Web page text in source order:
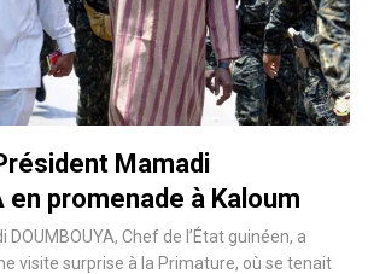
Mamadi
en promenade à Kaloum
DOUMBOUYA, Chef de l’État guinéen, a
visite surprise à la Primature, où se tenait